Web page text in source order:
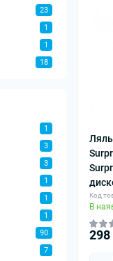
23
1
1
18
1
3
3
1
1
1
90
7
Код
В